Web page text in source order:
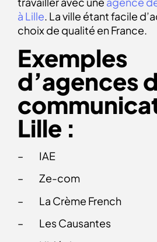
à Lille. La ville étant facile
choix de qualité en France.
Exemples
d’agences
Lille :
– IAE
– Ze-com
– La Crème French
– Les Causantes